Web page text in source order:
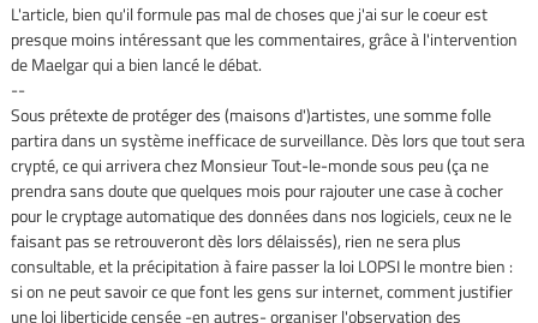
L'article, bien qu'il formule pas mal de choses que j'ai sur le coeur est
presque moins intéressant que les commentaires, grâce à l'intervention
de Maelgar qui a bien lancé le débat.
--
Sous prétexte de protéger des (maisons d')artistes, une somme folle
partira dans un système inefficace de surveillance. Dès lors que tout sera
crypté, ce qui arrivera chez Monsieur Tout-le-monde sous peu (ça ne
prendra sans doute que quelques mois pour rajouter une case à cocher
pour le cryptage automatique des données dans nos logiciels, ceux ne le
faisant pas se retrouveront dès lors délaissés), rien ne sera plus
consultable, et la précipitation à faire passer la loi LOPSI le montre bien :
si on ne peut savoir ce que font les gens sur internet, comment justifier
une loi liberticide censée -en autres- organiser l'observation des